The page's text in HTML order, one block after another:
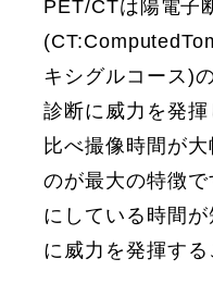
PET/CTは陽電子
キシグルコース)
診断に威力を発
比べ撮像時間が
のが最大の特徴
にしている時間
に威力を発揮する